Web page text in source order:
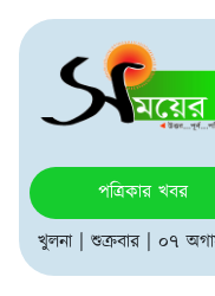
পত্রিকার খবর
খুলনা | শুক্রবার | ০৭